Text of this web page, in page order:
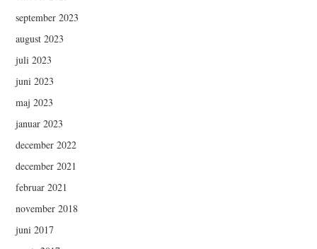
september 2023
august 2023
juli 2023
juni 2023
maj 2023
januar 2023
december 2022
december 2021
februar 2021
november 2018
juni 2017